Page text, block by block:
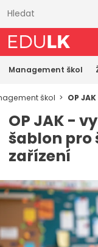
obsahu
Management škol
škol OP
OP JAK -
šablon pro
zařízení